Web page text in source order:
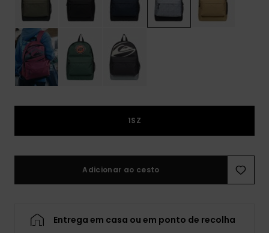
1SZ
Adicionar ao cesto
Entrega em casa ou em ponto de recolha